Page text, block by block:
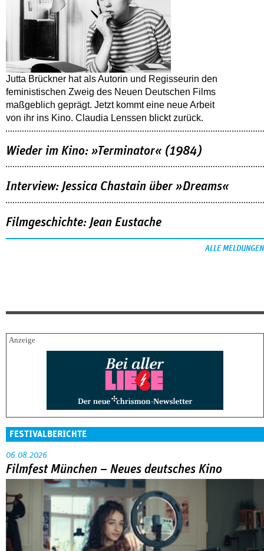
Jutta Brückner hat als Autorin und Regisseurin den
feministischen Zweig des Neuen Deutschen Films
maßgeblich geprägt. Jetzt kommt eine neue Arbeit
von ihr ins Kino. Claudia Lenssen blickt zurück.
Wieder im Kino: »Terminator« (1984)
Interview: Jessica Chastain über »Dreams«
Filmgeschichte: Jean Eustache
ALLE MELDUNGEN
FESTIVALBERICHTE
06.08.2026
Filmfest München – Neues deutsches Kino